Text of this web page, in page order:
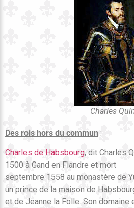
Charles
Des rois hors du commun :
Charles de Habsbourg, dit Charles
1500 à Gand en Flandre
septembre 1558 au monastère de
un prince de la maison de
et de Jeanne la Folle. Son